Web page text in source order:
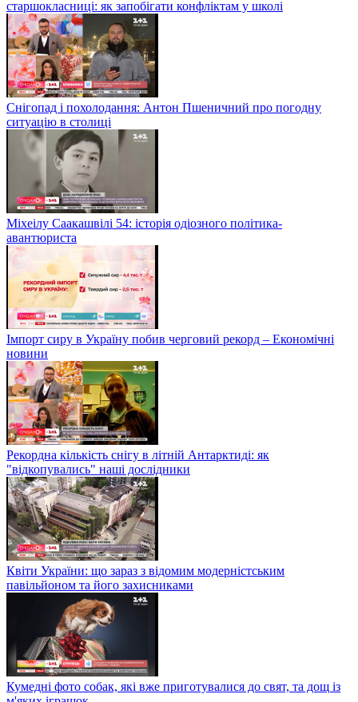
старшокласниці: як запобігати конфліктам у школі
Снігопад і похолодання: Антон Пшеничний про погодну
ситуацію в столиці
Міхеілу Саакашвілі 54: історія одіозного політика-
авантюриста
Імпорт сиру в Україну побив черговий рекорд – Економічні
новини
Рекордна кількість снігу в літній Антарктиді: як
"відкопувались" наші дослідники
Квіти України: що зараз з відомим модерністським
павільйоном та його захисниками
Кумедні фото собак, які вже приготувалися до свят, та дощ із